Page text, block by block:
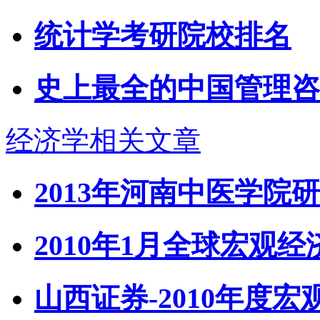
统计学考研院校排名
史上最全的中国管理
经济学相关文章
2013年河南中医学院
2010年1月全球宏观经
山西证券-2010年度宏